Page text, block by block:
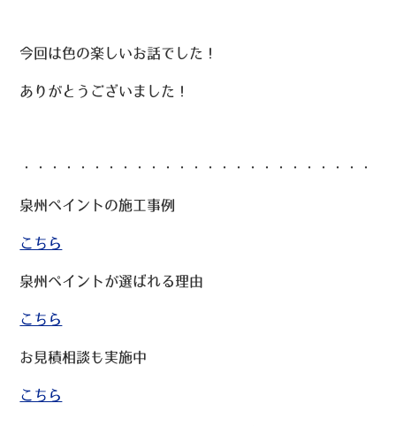
今回は色の楽しいお話でした！
ありがとうございました！
・・・・・・・・・・・・・・・・・・・・・・・・・・
泉州ペイントの施工事例
こちら
泉州ペイントが選ばれる理由
こちら
お見積相談も実施中
こちら